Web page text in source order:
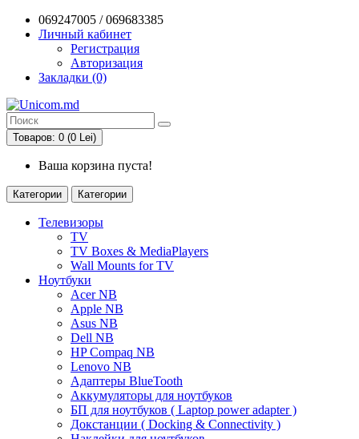
069247005 / 069683385
Личный кабинет
Регистрация
Авторизация
Закладки (0)
Товаров: 0 (0 Lei)
Ваша корзина пуста!
Категории Категории
Телевизоры
TV
TV Boxes & MediaPlayers
Wall Mounts for TV
Ноутбуки
Acer NB
Apple NB
Asus NB
Dell NB
HP Compaq NB
Lenovo NB
Адаптеры BlueTooth
Аккумуляторы для ноутбуков
БП для ноутбуков ( Laptop power adapter )
Докстанции ( Docking & Connectivity )